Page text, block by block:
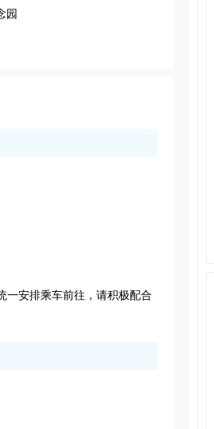
园
一安排乘车前往，请积极配合